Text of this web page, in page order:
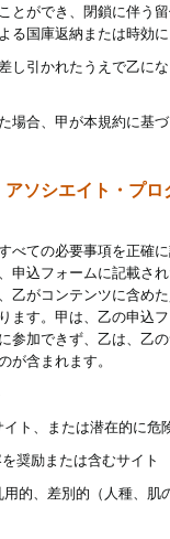
とができ、閉鎖に伴う
る国庫返納または時効
し引かれたうえで乙に
場合、甲が本規約に基
アソシエイト・プ
べての必要事項を正確
申込フォームに記載さ
乙がコンテンツに含め
ます。甲は、乙の申込
参加できず、乙は、乙
が含まれます。
ト、または潜在的に
奨励または含むサイト
的、差別的（人種、